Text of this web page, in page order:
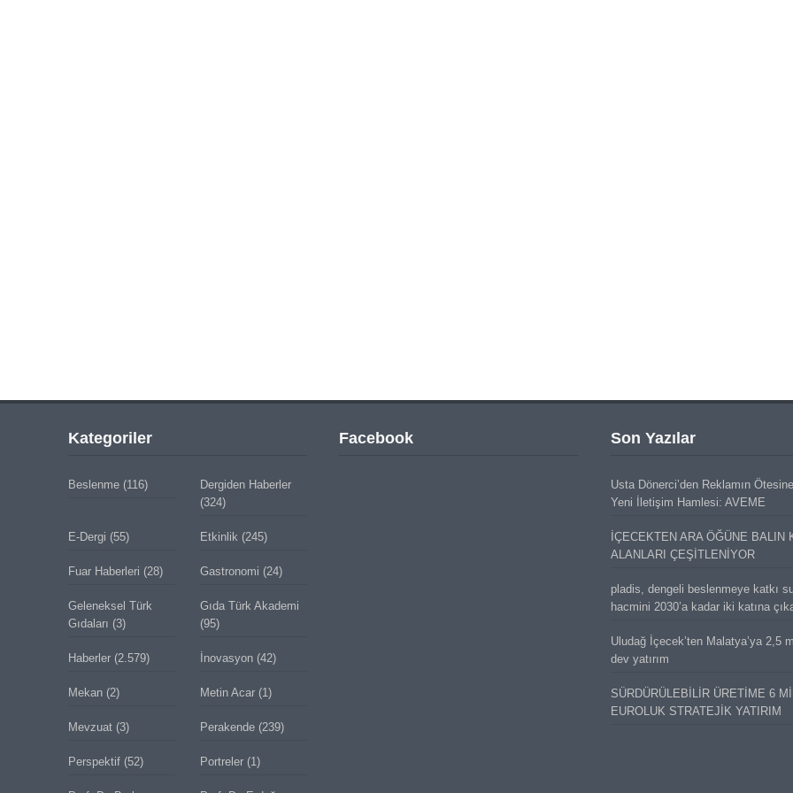
Kategoriler
Beslenme(116)
Dergiden Haberler
(324)
E-Dergi (55) Etkinlik (245)
Fuar Haberleri (28) Gastronomi (24)
Geleneksel Türk
Gıdaları (3)
Gıda Türk Akademi
(95)
Haberler(2.579) İnovasyon(42)
Mekan(2) Metin Acar(1)
Mevzuat(3) Perakende(239)
Perspektif(52) Portreler(1)
Facebook Son Yazılar
Usta Dönerci’den Reklamın
Yeni İletişim Hamlesi: AVEME
İÇECEKTEN ARA ÖĞÜNE BALIN
ALANLARI ÇEŞİTLENİYOR
pladis, dengeli beslenmeye katkı
hacmini 2030’a kadar iki katına
Uludağ İçecek’ten Malatya’ya 2,5
dev yatırım
SÜRDÜRÜLEBİLİR ÜRETİME 6
EUROLUK STRATEJİK YATIRIM